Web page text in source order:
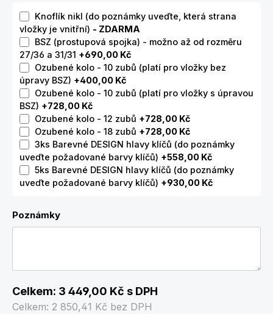
Knoflík nikl (do poznámky uveďte, která strana
vložky je vnitřní) - ZDARMA
BSZ (prostupová spojka) - možno až od rozměru
27/36 a 31/31 +690,00 Kč
Ozubené kolo - 10 zubů (platí pro vložky bez
úpravy BSZ) +400,00 Kč
Ozubené kolo - 10 zubů (platí pro vložky s úpravou
BSZ) +728,00 Kč
Ozubené kolo - 12 zubů +728,00 Kč
Ozubené kolo - 18 zubů +728,00 Kč
3ks Barevné DESIGN hlavy klíčů (do poznámky
uveďte požadované barvy klíčů) +558,00 Kč
5ks Barevné DESIGN hlavy klíčů (do poznámky
uveďte požadované barvy klíčů) +930,00 Kč
Poznámky
Celkem: 3 449,00 Kč s DPH
Celkem: 2 850,41 Kč bez DPH